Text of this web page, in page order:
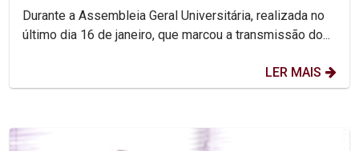
Durante a Assembleia Geral Universitária, realizada no
último dia 16 de janeiro, que marcou a transmissão do...
LER MAIS